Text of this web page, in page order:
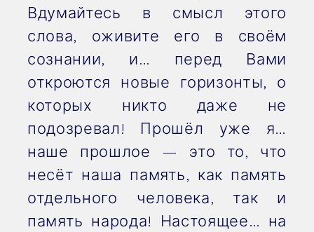
Вдумайтесь в смысл этого
слова, оживите его в своём
сознании, и… перед Вами
откроются новые горизонты, о
которых никто даже не
подозревал! Прошёл уже я…
наше прошлое — это то, что
несёт наша память, как память
отдельного человека, так и
память народа! Настоящее… на